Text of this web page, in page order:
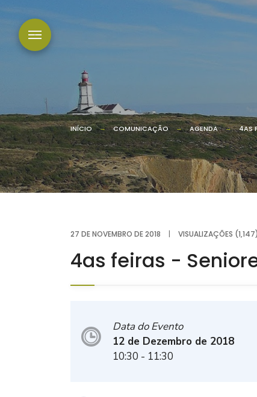
INÍCIO COMUNICAÇÃO AGENDA 4AS
27 DE NOVEMBRO DE 2018 | VISUALIZAÇÕES (1,147)
4as feiras -
Data do Evento
12 de Dezembro de 2018
10:30 - 11:30